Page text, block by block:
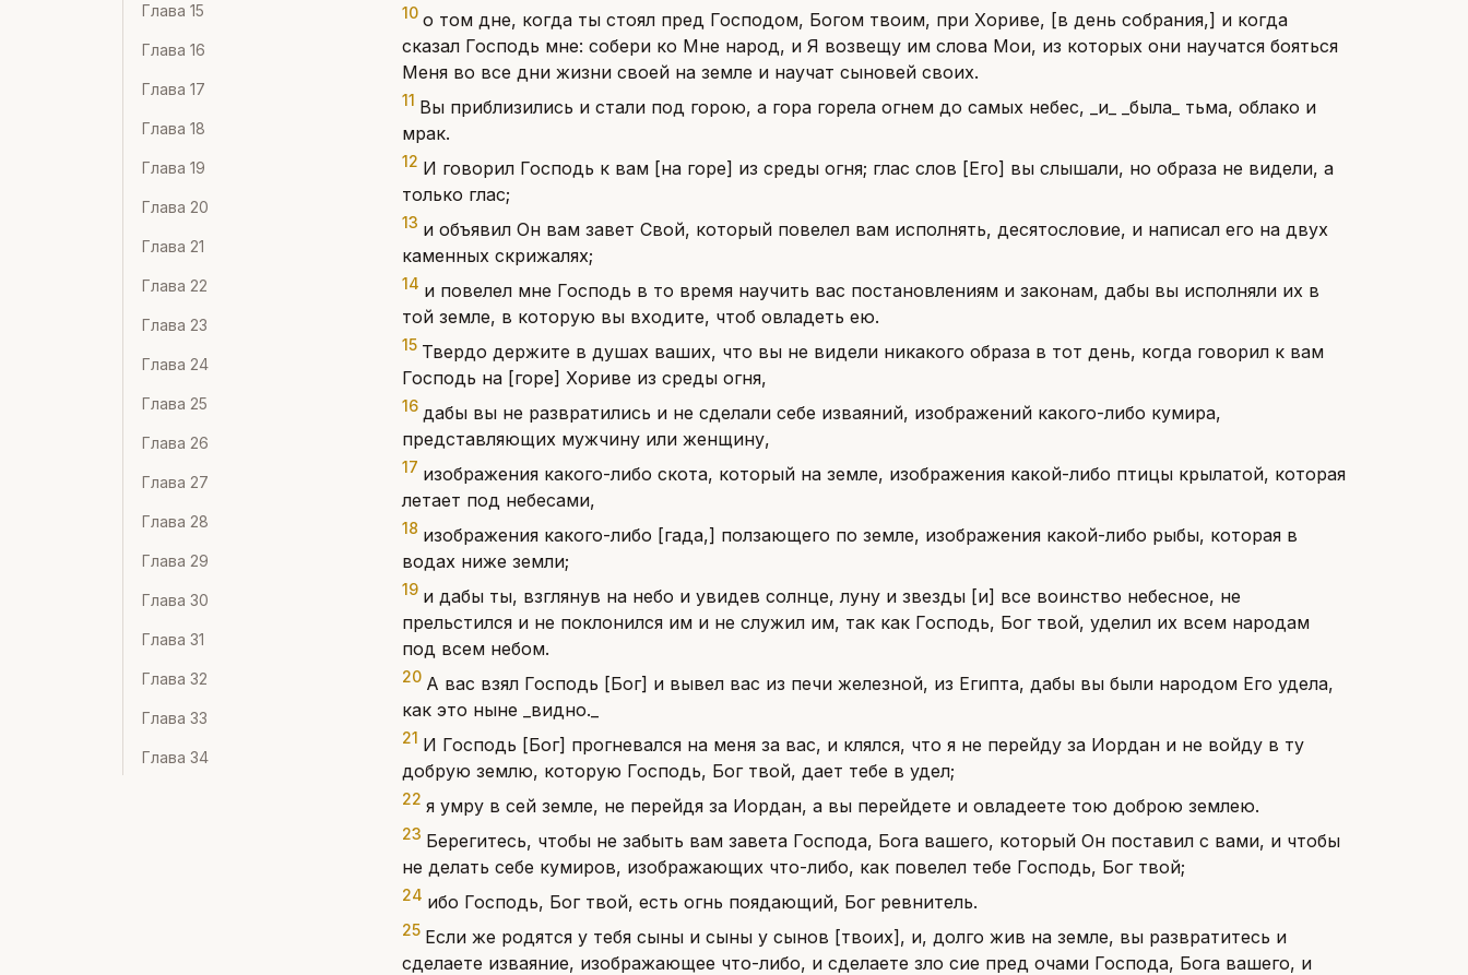
Глава 15
Глава 16
Глава 17
Глава 18
Глава 19
Глава 20
Глава 21
Глава 22
Глава 23
Глава 24
Глава 25
Глава 26
Глава 27
Глава 28
Глава 29
Глава 30
Глава 31
Глава 32
Глава 33
Глава 34
10 о том дне, когда ты стоял пред Господом, Богом твоим, при Хориве, [в день собрания,] и когда
сказал Господь мне: собери ко Мне народ, и Я возвещу им слова Мои, из которых они научатся бояться
Меня во все дни жизни своей на земле и научат сыновей своих.
11 Вы приблизились и стали под горою, а гора горела огнем до самых небес, _и_ _была_ тьма, облако и
мрак.
12 И говорил Господь к вам [на горе] из среды огня; глас слов [Его] вы слышали, но образа не видели, а
только глас;
13 и объявил Он вам завет Свой, который повелел вам исполнять, десятословие, и написал его на двух
каменных скрижалях;
14 и повелел мне Господь в то время научить вас постановлениям и законам, дабы вы исполняли их в
той земле, в которую вы входите, чтоб овладеть ею.
15 Твердо держите в душах ваших, что вы не видели никакого образа в тот день, когда говорил к вам
Господь на [горе] Хориве из среды огня,
16 дабы вы не развратились и не сделали себе изваяний, изображений какого-либо кумира,
представляющих мужчину или женщину,
17 изображения какого-либо скота, который на земле, изображения какой-либо птицы крылатой, которая
летает под небесами,
18 изображения какого-либо [гада,] ползающего по земле, изображения какой-либо рыбы, которая в
водах ниже земли;
19 и дабы ты, взглянув на небо и увидев солнце, луну и звезды [и] все воинство небесное, не
прельстился и не поклонился им и не служил им, так как Господь, Бог твой, уделил их всем народам
под всем небом.
20 А вас взял Господь [Бог] и вывел вас из печи железной, из Египта, дабы вы были народом Его удела,
как это ныне _видно._
21 И Господь [Бог] прогневался на меня за вас, и клялся, что я не перейду за Иордан и не войду в ту
добрую землю, которую Господь, Бог твой, дает тебе в удел;
22 я умру в сей земле, не перейдя за Иордан, а вы перейдете и овладеете тою доброю землею.
23 Берегитесь, чтобы не забыть вам завета Господа, Бога вашего, который Он поставил с вами, и чтобы
не делать себе кумиров, изображающих что-либо, как повелел тебе Господь, Бог твой;
24 ибо Господь, Бог твой, есть огнь поядающий, Бог ревнитель.
25 Если же родятся у тебя сыны и сыны у сынов [твоих], и, долго жив на земле, вы развратитесь и
сделаете изваяние, изображающее что-либо, и сделаете зло сие пред очами Господа, Бога вашего, и